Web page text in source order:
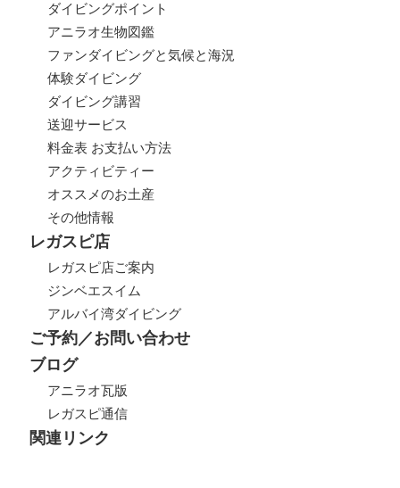
ダイビングポイント
アニラオ生物図鑑
ファンダイビングと気候と海況
体験ダイビング
ダイビング講習
送迎サービス
料金表 お支払い方法
アクティビティー
オススメのお土産
その他情報
レガスピ店
レガスピ店ご案内
ジンベエスイム
アルバイ湾ダイビング
ご予約／お問い合わせ
ブログ
アニラオ瓦版
レガスピ通信
関連リンク